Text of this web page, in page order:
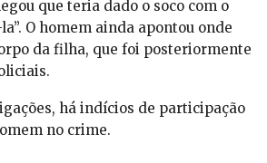
que teria dado o soco com o
O homem ainda apontou onde
da filha, que foi posteriormente
há indícios de participação
no crime.